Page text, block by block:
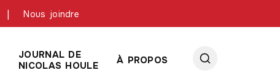
Nous joindre
JOURNAL DE
NICOLAS HOULE
À PROPOS